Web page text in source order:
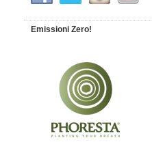
Emissioni Zero!